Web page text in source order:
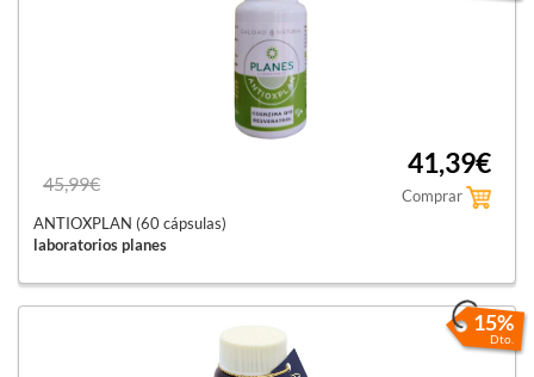
45,99€
41,39€
Comprar
ANTIOXPLAN (60 cápsulas)
laboratorios planes
15%
Dto.